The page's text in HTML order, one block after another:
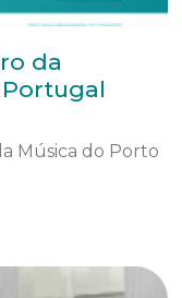
da
Música do Porto